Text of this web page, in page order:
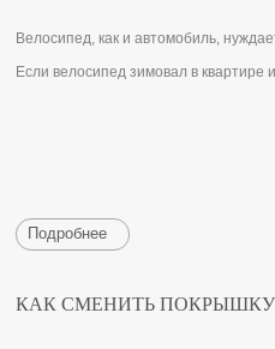
Велосипед, как и автомобиль,
Если велосипед зимовал в
Подробнее
КАК СМЕНИТЬ ПОКРЫШКУ